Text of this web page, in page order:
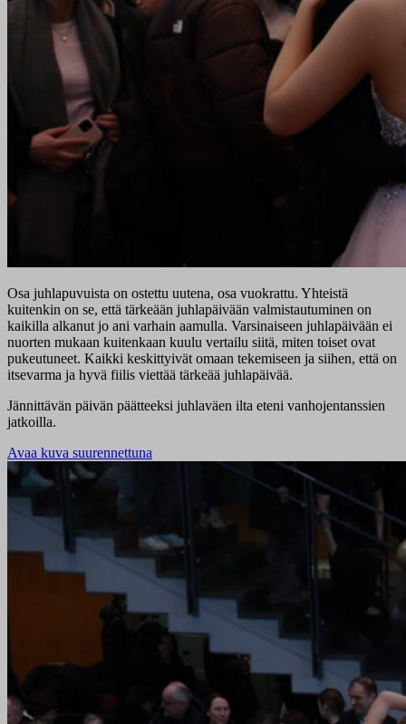
Osa juhlapuvuista on ostettu uutena, osa vuokrattu. Yhteistä
kuitenkin on se, että tärkeään juhlapäivään valmistautuminen on
kaikilla alkanut jo ani varhain aamulla. Varsinaiseen juhlapäivään ei
nuorten mukaan kuitenkaan kuulu vertailu siitä, miten toiset ovat
pukeutuneet. Kaikki keskittyivät omaan tekemiseen ja siihen, että on
itsevarma ja hyvä fiilis viettää tärkeää juhlapäivää.
Jännittävän päivän päätteeksi juhlaväen ilta eteni vanhojentanssien
jatkoilla.
Avaa kuva suurennettuna